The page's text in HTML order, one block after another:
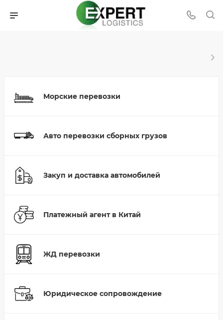
Морские перевозки
Авто перевозки сборных грузов
Закуп и доставка автомобилей
Платежный агент в Китай
ЖД перевозки
Юридическое сопровождение